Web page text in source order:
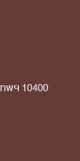
รพฯ 10400